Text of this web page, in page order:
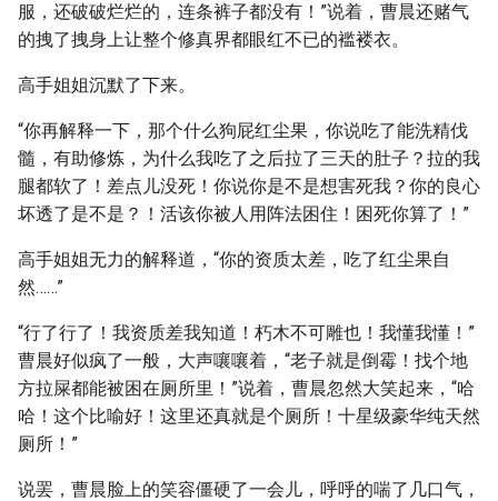
服，还破破烂烂的，连条裤子都没有！”说着，曹晨还赌气
的拽了拽身上让整个修真界都眼红不已的褴褛衣。
高手姐姐沉默了下来。
“你再解释一下，那个什么狗屁红尘果，你说吃了能洗精伐
髓，有助修炼，为什么我吃了之后拉了三天的肚子？拉的我
腿都软了！差点儿没死！你说你是不是想害死我？你的良心
坏透了是不是？！活该你被人用阵法困住！困死你算了！”
高手姐姐无力的解释道，“你的资质太差，吃了红尘果自
然……”
“行了行了！我资质差我知道！朽木不可雕也！我懂我懂！”
曹晨好似疯了一般，大声嚷嚷着，“老子就是倒霉！找个地
方拉屎都能被困在厕所里！”说着，曹晨忽然大笑起来，“哈
哈！这个比喻好！这里还真就是个厕所！十星级豪华纯天然
厕所！”
说罢，曹晨脸上的笑容僵硬了一会儿，呼呼的喘了几口气，